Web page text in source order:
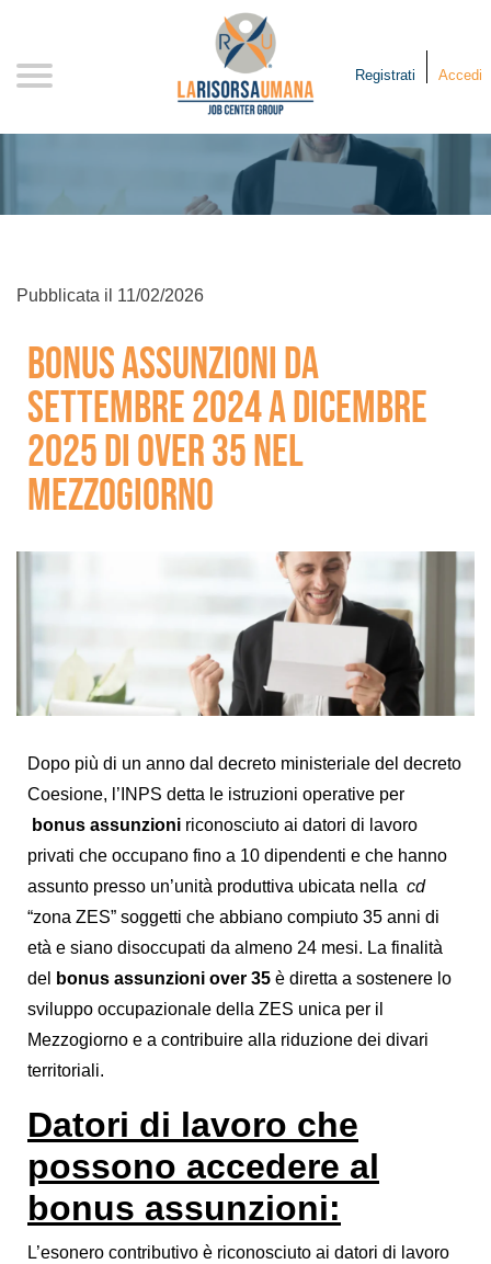
Registrati Accedi
Pubblicata il 11/02/2026
BONUS ASSUNZIONI DA
SETTEMBRE 2024 A DICEMBRE
2025 DI OVER 35 NEL
MEZZOGIORNO
Dopo più di un anno dal decreto ministeriale del decreto
Coesione, l’INPS detta le istruzioni operative per
bonus assunzioni riconosciuto ai datori di lavoro
privati che occupano fino a 10 dipendenti e che hanno
assunto presso un’unità produttiva ubicata nella cd
“zona ZES” soggetti che abbiano compiuto 35 anni di
età e siano disoccupati da almeno 24 mesi. La finalità
del
bonus assunzioni over 35 è diretta a sostenere lo
sviluppo occupazionale della ZES unica per il
Mezzogiorno e a contribuire alla riduzione dei divari
territoriali.
Datori di lavoro che
possono accedere al
bonus assunzioni:
L’esonero contributivo è riconosciuto ai datori di lavoro